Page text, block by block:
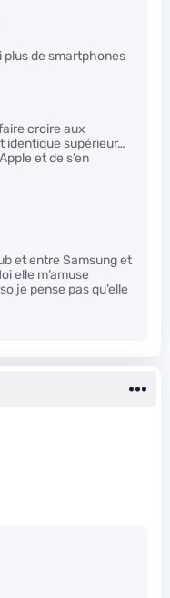
plus de smartphones
croire aux
identique supérieur…
et de s’en
et entre Samsung et
elle m’amuse
je pense pas qu’elle